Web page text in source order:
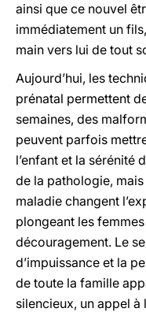
ainsi que ce nouvel
immédiatement un
main vers lui de tout
Aujourd’hui, les
prénatal permettent
semaines, des
peuvent parfois
l’enfant et la sérénité
de la pathologie,
maladie changent
plongeant les
découragement. Le
d’impuissance et la
de toute la famille
silencieux, un appel à